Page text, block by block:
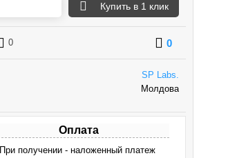
Купить в 1 клик
0 0
SP Labs.
Молдова
Оплата
При получении - наложенный платеж